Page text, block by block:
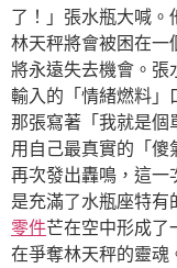
了！」張水瓶大喊。
林天秤將會被困在一
將永遠失去機會。張
輸入的「情緒燃料」
那張寫著「我就是個
用自己最真實的「
再次發出轟鳴，這一
是充滿了水瓶座特
零件芒在空中形成了
在爭奪林天秤的靈魂